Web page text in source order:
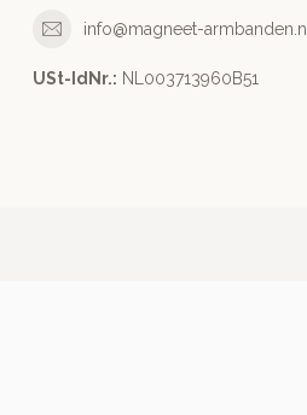
info@magneet-armbanden.nl
USt-IdNr.: NL003713960B51